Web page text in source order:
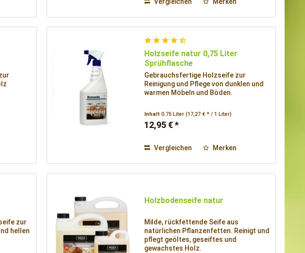
Holzseife natur 0,75 Liter
Sprühflasche
Gebrauchsfertige Holzseife zur
Reinigung und Pflege von dunklen und
warmen Möbeln und Böden.
Inhalt0.75 Liter(17,27 € * / 1 Liter)
12,95 € *
Vergleichen Merken
zur
hellen
Holzbodenseife natur
Milde, rückfettende Seife aus
natürlichen Pflanzenfetten. Reinigt und
pflegt geöltes, geseiftes und
gewachstes Holz.